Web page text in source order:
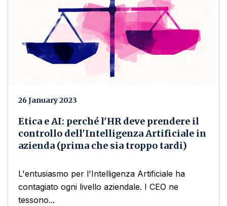
26 January 2023
Etica e AI: perché l'HR deve prendere il
controllo dell'Intelligenza Artificiale in
azienda (prima che sia troppo tardi)
L'entusiasmo per l'Intelligenza Artificiale ha
contagiato ogni livello aziendale. I CEO ne
tessono...